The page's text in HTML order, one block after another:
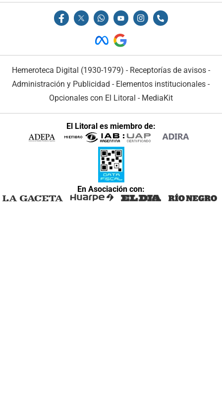
Hemeroteca Digital (1930-1979) - Receptorías de avisos -
Administración y Publicidad - Elementos institucionales -
Opcionales con El Litoral - MediaKit
El Litoral es miembro de:
En Asociación con: